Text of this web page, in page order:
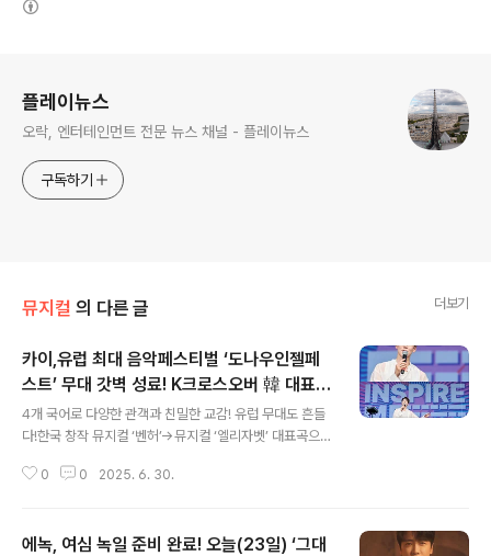
플레이뉴스
오락, 엔터테인먼트 전문 뉴스 채널 - 플레이뉴스
구독하기
뮤지컬 의 다른 글 더보기
카이,유럽 최대 음악페스티벌 ‘도나우인젤페
스트’ 무대 갓벽 성료! K크로스오버 韓 대표주
자다운 활약!
4개 국어로 다양한 관객과 친밀한 교감! 유럽 무대도 흔들
다!한국 창작 뮤지컬 ‘벤허’→뮤지컬 ‘엘리자벳’ 대표곡으로
우 카이가 유럽 최대 규모의 음악 페스티벌인 ‘도나우인젤
는 지난 6월 21일(현지 시각) 오스트리아 빈 도나우강 인
0 0 2025. 6. 30.
에녹, 여심 녹일 준비 완료! 오늘(23일) ‘그대